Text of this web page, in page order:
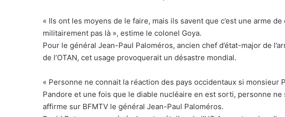
« Ils ont les moyens de le faire, mais ils savent que c’est une arme
militairement pas là », estime le colonel Goya.
Pour le général Jean-Paul Paloméros, ancien chef d’état-major de
de l’OTAN, cet usage provoquerait un désastre mondial.
« Personne ne connait la réaction des pays occidentaux si monsieur
Pandore et une fois que le diable nucléaire en est sorti, personne
affirme sur BFMTV le général Jean-Paul Paloméros.